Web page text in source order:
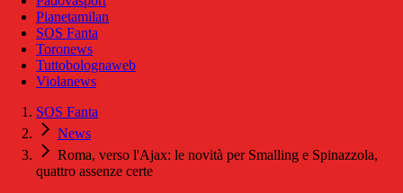
Pianetamilan
SOS Fanta
Toronews
Tuttobolognaweb
Violanews
SOS Fanta
News
Roma, verso l'Ajax: le novità per Smalling e Spinazzola,
quattro assenze certe